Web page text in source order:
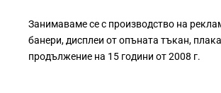
Занимаваме се с производство на
банери, дисплеи от опъната тъкан,
продължение на 15 години от 2008 г.